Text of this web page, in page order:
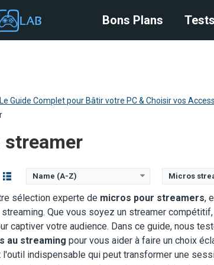
Bons Plans Tests
Guide Complet pour Bâtir votre PC & Choisir vos
Name (A-Z) Micros
sélection experte de micros pour streamers,
Que vous soyez un streamer
captiver votre audience. Dans ce guide, nous
au streaming pour vous aider à faire un choix
l'outil indispensable qui peut transformer une
Cardioïde
Type de Micro:
Condensateur USB
Bons Plans Tests